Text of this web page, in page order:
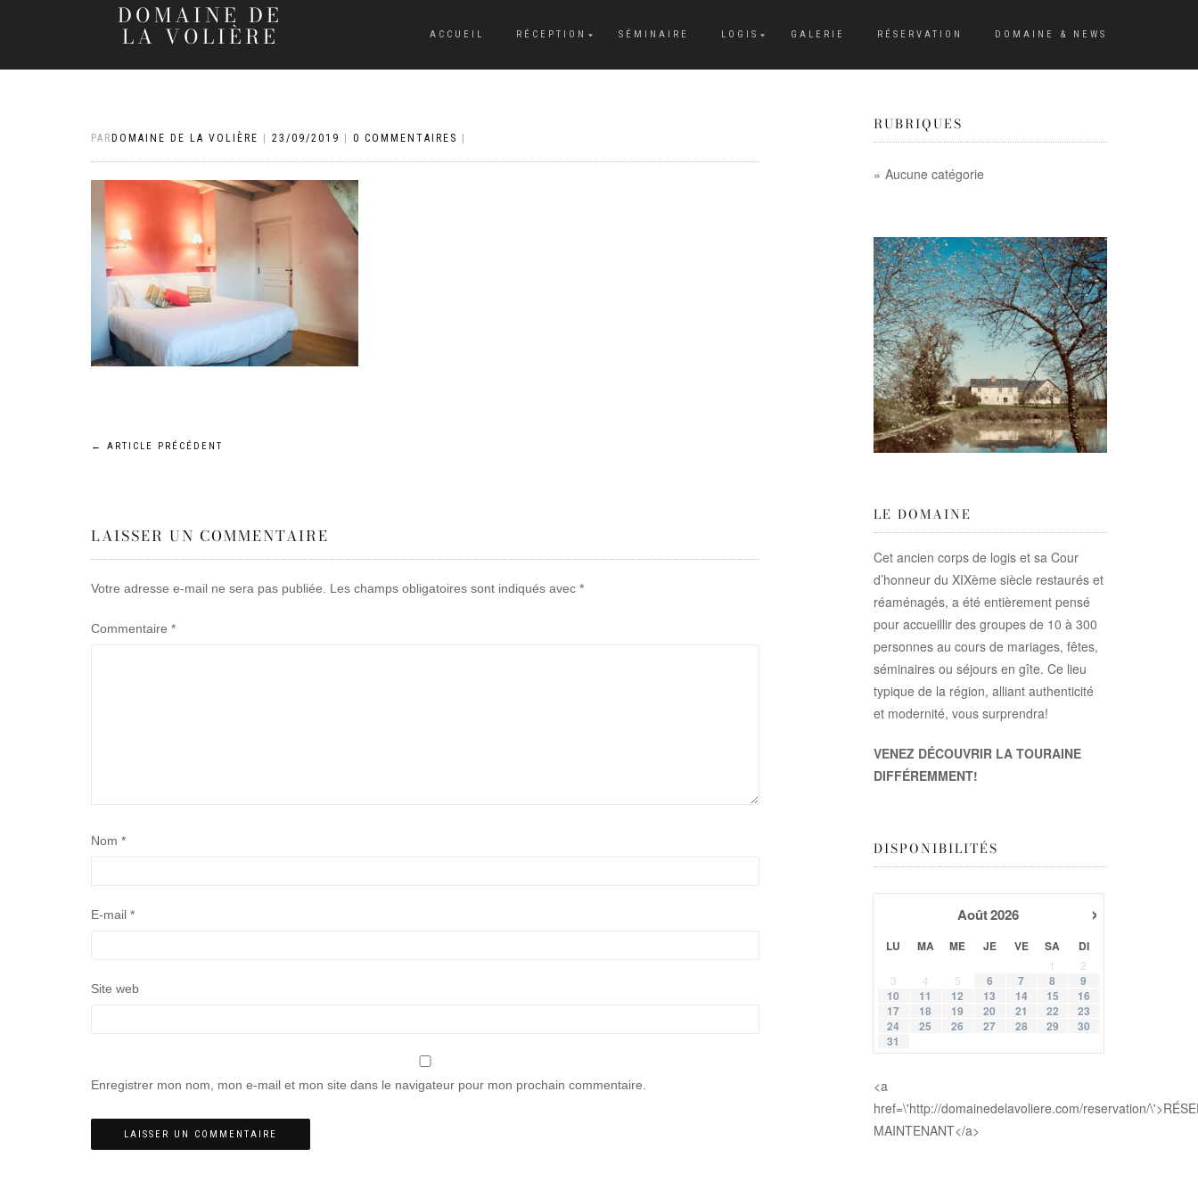
DOMAINE DE
LA VOLIÈRE ACCUEIL RÉCEPTION SÉMINAIRE LOGIS GALERIE RÉSERVATION DOMAINE & NEWS
PAR DOMAINE DE LA VOLIÈRE 23/09/2019 0 COMMENTAIRES
Navigation
l’article
← ARTICLE PRÉCÉDENT
LAISSER UN COMMENTAIRE
Votre adresse e-mail ne sera pas publiée. Les champs obligatoires sont indiqués avec *
Commentaire *
Nom *
E-mail *
Site web
Enregistrer mon nom, mon e-mail et mon site dans le navigateur pour mon prochain commentaire.
RUBRIQUES
Aucune catégorie
LE DOMAINE
Cet ancien corps de logis et sa Cour
d’honneur du XIXème siècle restaurés et
réaménagés, a été entièrement pensé
pour accueillir des groupes de 10 à 300
personnes au cours de mariages, fêtes,
séminaires ou séjours en gîte. Ce lieu
typique de la région, alliant authenticité
et modernité, vous surprendra!
VENEZ DÉCOUVRIR LA TOURAINE
DIFFÉREMMENT!
DISPONIBILITÉS
›
Août2026
LU MA ME JE VE SA DI
1
2
3
4 5 6 7 8
9
10
11 12 13 14 15
16
17
18 19 20 21 22
23
24
25 26 27 28 29
30
31
<a
href=\'http://domainedelavoliere.com/reservation/
MAINTENANT</a>